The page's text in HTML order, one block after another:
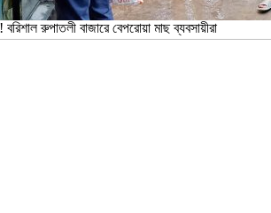
বরিশাল রুপাতলী বাজারে বেপরোয়া মাছ ব্যবসায়ীরা